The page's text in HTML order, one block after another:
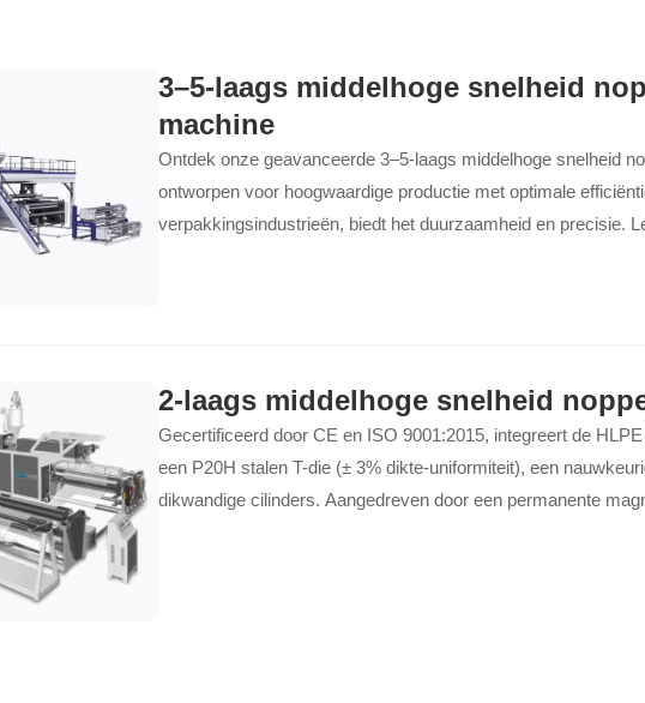
3–5-laags middelhoge snelheid
machine
Ontdek onze geavanceerde 3–5-laags middelhoge snelheid
ontworpen voor hoogwaardige productie met optimale
verpakkingsindustrieën, biedt het duurzaamheid en precisie.
2-laags middelhoge snelheid
Gecertificeerd door CE en ISO 9001:2015, integreert de
een P20H stalen T-die (± 3% dikte-uniformiteit), een
dikwandige cilinders. Aangedreven door een permanente